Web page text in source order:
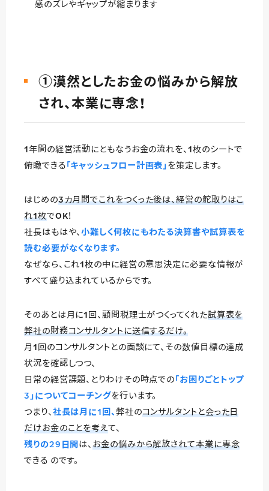
感のズレやギャップが縮まります
①漠然としたお金の悩みから解放
され、本業に専念！
1年間の経営活動にともなうお金の流れを、1枚のシートで
俯瞰できる「キャッシュフロー計画表」を策定します。
はじめの3カ月間でこれをつくった後は、経営の舵取りはこ
れ1枚でOK！
社長はもはや、小難しく何枚にもわたる決算書や試算表を
読む必要がなくなります。
なぜなら、これ1枚の中に経営の意思決定に必要な情報が
すべて盛り込まれているからです。
そのあとは月に1回、顧問税理士がつくってくれた試算表を
弊社の財務コンサルタントに送信するだけ。
月1回のコンサルタントとの面談にて、その数値目標の達成
状況を確認しつつ、
日常の経営課題、とりわけその時点での「お困りごとトップ
3」についてコーチングを行います。
つまり、 社長は月に1回、弊社のコンサルタントと会った日
だけお金のことを考えて、
残りの29日間は、お金の悩みから解放されて本業に専念
できる のです。